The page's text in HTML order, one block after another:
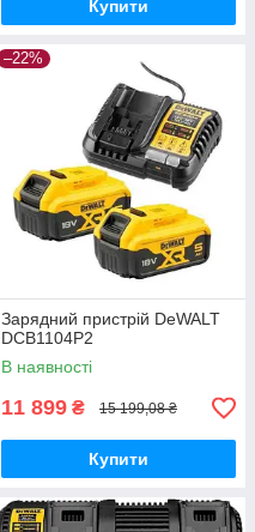
Купити
–22%
Зарядний пристрій DeWALT
DCB1104P2
В наявності
11 899 ₴ 15 199,08 ₴
Купити